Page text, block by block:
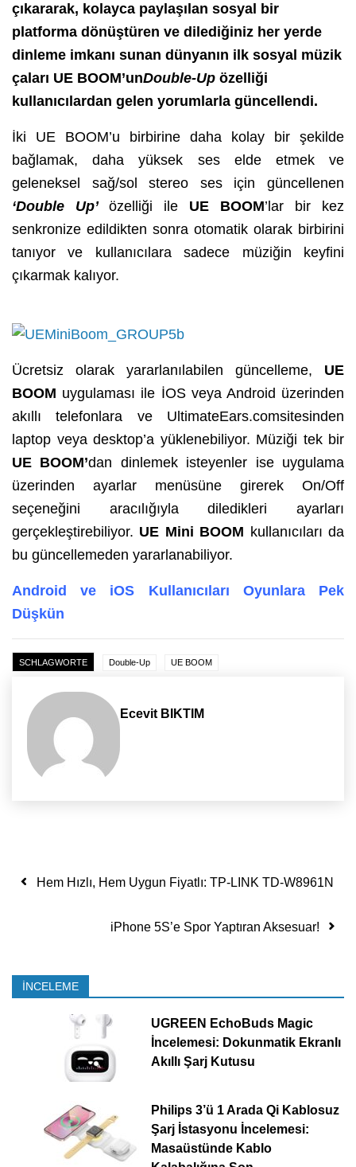
çıkararak, kolayca paylaşılan sosyal bir
platforma dönüştüren ve dilediğiniz her yerde
dinleme imkanı sunan dünyanın ilk sosyal müzik
çaları UE BOOM’unDouble-Up özelliği
kullanıcılardan gelen yorumlarla güncellendi.
İki UE BOOM’u birbirine daha kolay bir şekilde
bağlamak, daha yüksek ses elde etmek ve
geleneksel sağ/sol stereo ses için güncellenen
‘Double Up’ özelliği ile UE BOOM’lar bir kez
senkronize edildikten sonra otomatik olarak birbirini
tanıyor ve kullanıcılara sadece müziğin keyfini
çıkarmak kalıyor.
Ücretsiz olarak yararlanılabilen güncelleme, UE
BOOM uygulaması ile İOS veya Android üzerinden
akıllı telefonlara ve UltimateEars.comsitesinden
laptop veya desktop’a yüklenebiliyor. Müziği tek bir
UE BOOM’dan dinlemek isteyenler ise uygulama
üzerinden ayarlar menüsüne girerek On/Off
seçeneğini aracılığıyla diledikleri ayarları
gerçekleştirebiliyor. UE Mini BOOM kullanıcıları da
bu güncellemeden yararlanabiliyor.
Android ve iOS Kullanıcıları Oyunlara Pek
Düşkün
SCHLAGWORTE Double-Up UE BOOM
Ecevit BIKTIM
Yazı dolaşımı
Hem Hızlı, Hem Uygun Fiyatlı: TP-LINK TD-W8961N
iPhone 5S’e Spor Yaptıran Aksesuar!
İNCELEME
UGREEN EchoBuds Magic
İncelemesi: Dokunmatik Ekranlı
Akıllı Şarj Kutusu
Philips 3’ü 1 Arada Qi Kablosuz
Şarj İstasyonu İncelemesi:
Masaüstünde Kablo